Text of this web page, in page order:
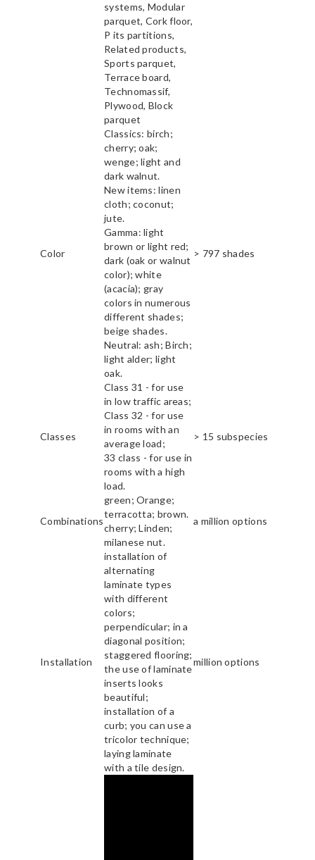
systems, Modular
parquet, Cork floor,
P its partitions,
Related products,
Sports parquet,
Terrace board,
Technomassif,
Plywood, Block
parquet
Color
Classics: birch;
cherry; oak;
wenge; light and
dark walnut.
New items: linen
cloth; coconut;
jute.
Gamma: light
brown or light red;
dark (oak or walnut
color); white
(acacia); gray
colors in numerous
different shades;
beige shades.
Neutral: ash; Birch;
light alder; light
oak.
> 797 shades
Classes
Class 31 - for use
in low traffic areas;
Class 32 - for use
in rooms with an
average load;
33 class - for use in
rooms with a high
load.
> 15 subspecies
Combinations
green; Orange;
terracotta; brown.
cherry; Linden;
milanese nut.
a million options
Installation
installation of
alternating
laminate types
with different
colors;
perpendicular; in a
diagonal position;
staggered flooring;
the use of laminate
inserts looks
beautiful;
installation of a
curb; you can use a
tricolor technique;
laying laminate
with a tile design.
million options